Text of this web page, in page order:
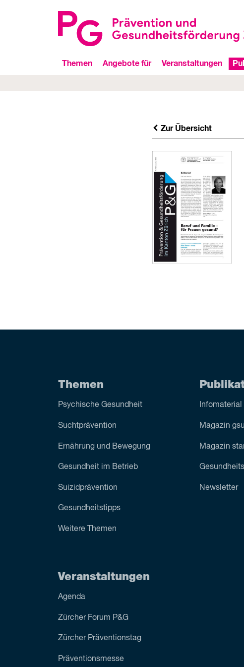
Themen Angebote für Veranstaltungen
Zur Übersicht
Themen
Psychische Gesundheit
Sucht­prävention
Ernährung und Bewegung
Gesundheit im Betrieb
Suizid­prävention
Gesundheitstipps
Weitere Themen
Veranstaltungen
Agenda
Zürcher Forum P&G
Zürcher Präventionstag
Präventionsmesse
Infomaterial
Magazin
Magazin
Newsletter